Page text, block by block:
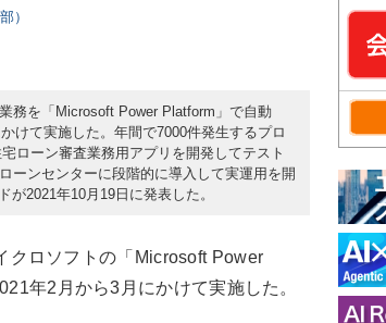
）
務を「Microsoft Power Platform」で自動
けて実施した。年間で7000件発生するプロ
ローン審査業務用アプリを開発してテスト
ーンセンターに段階的に導入して実運用を開
2021年10月19日に発表した。
ロソフトの「Microsoft Power
年2月から3月にかけて実施した。